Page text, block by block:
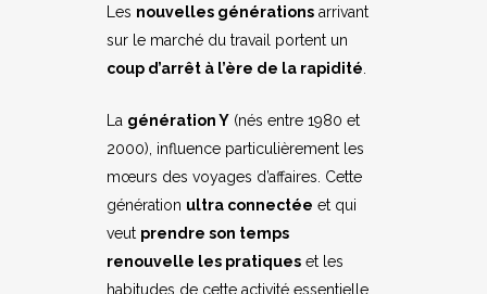
Les nouvelles générations arrivant
sur le marché du travail portent un
coup d’arrêt à l’ère de la rapidité.
La génération Y (nés entre 1980 et
2000), influence particulièrement les
mœurs des voyages d’affaires. Cette
génération ultra connectée et qui
veut prendre son temps
renouvelle les pratiques et les
habitudes de cette activité essentielle